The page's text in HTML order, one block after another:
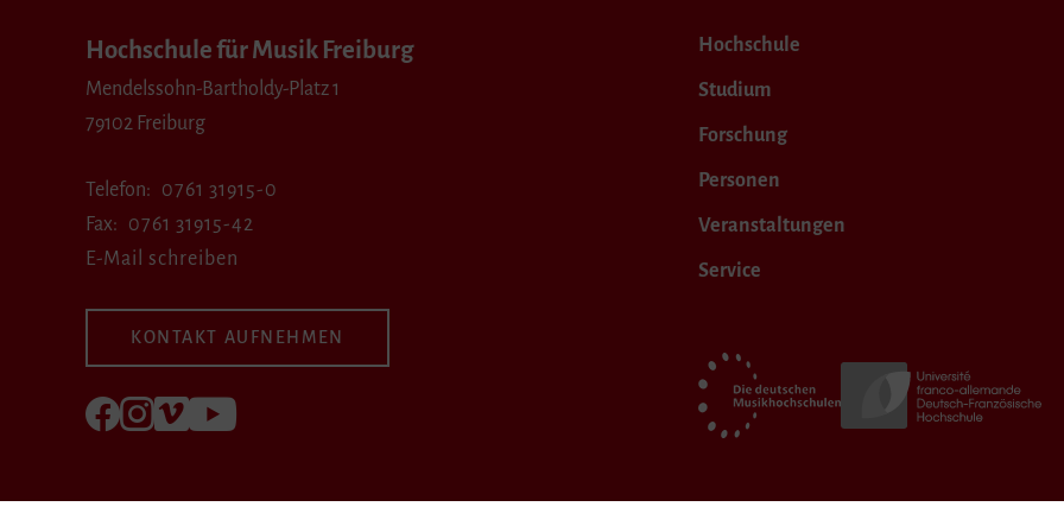
Hochschule für Musik Freiburg
Mendelssohn-Bartholdy-Platz 1
79102 Freiburg
Telefon
0761 31915-0
Fax
0761 31915-42
E-Mail schreiben
KONTAKT AUFNEHMEN
Folgen Sie uns auf Facebook
Folgen Sie uns auf Instagram
Besuchen Sie uns bei Vimeo
Hochschule
Studium
Forschung
Personen
Veranstaltungen
Service